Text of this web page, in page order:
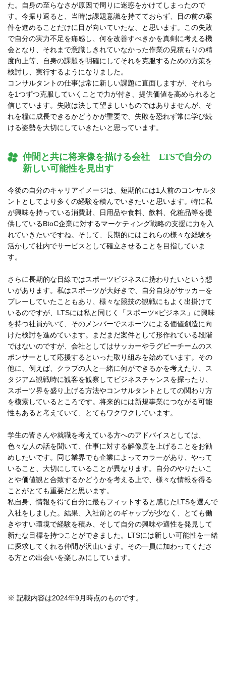
た。自身の至らなさが原因で周りに迷惑をかけてしまったので
す。今振り返ると、当時は課題意識を持てておらず、目の前の案
件を進めることだけに目が向いていたな、と思います。この失敗
で自分の実力不足を痛感し、何を改善すべきかを真剣に考える機
会となり、それまで意識しきれていなかった作業の見積もりの精
度向上等、自身の課題を明確にしてそれを克服するための方策を
検討し、実行するようになりました。
コンサルタントの仕事は常に新しい課題に直面しますが、それら
を1つずつ克服していくことで力が付き、提供価値を高められると
信じています。失敗は決して望ましいものではありませんが、そ
れを糧に成長できるかどうかが重要で、失敗を恐れず常に学び続
ける姿勢を大切にしていきたいと思っています。
仲間と共に将来像を描ける会社 LTSで自分の
新しい可能性を見出す
今後の自分のキャリアイメージは、短期的には1人前のコンサルタ
ントとしてより多くの経験を積んでいきたいと思います。特に私
が興味を持っている消費財、日用品や食料、飲料、化粧品等を提
供しているBtoC企業に対するマーケティング戦略の支援に力を入
れていきたいですね。そして、長期的にはこれらの様々な経験を
活かして社内でサービスとして確立させることを目指していま
す。
さらに長期的な目線ではスポーツビジネスに携わりたいという想
いがあります。私はスポーツが大好きで、自分自身がサッカーを
プレーしていたこともあり、様々な競技の観戦にもよく出掛けて
いるのですが、LTSには私と同じく「スポーツ×ビジネス」に興味
を持つ社員がいて、そのメンバーでスポーツによる価値創造に向
けた検討を進めています。まだまだ案件として形作れている段階
ではないのですが、会社としてはサッカーやラグビーチームのス
ポンサーとして応援するといった取り組みを始めています。その
他に、例えば、クラブの人と一緒に何ができるかを考えたり、ス
タジアム観戦時に観客を観察してビジネスチャンスを探ったり、
スポーツ界を盛り上げる方法やコンサルタントとしての関わり方
を模索しているところです。将来的には新規事業につながる可能
性もあると考えていて、とてもワクワクしています。
学生の皆さんや就職を考えている方へのアドバイスとしては、
色々な人の話を聞いて、仕事に対する解像度を上げることをお勧
めしたいです。同じ業界でも企業によってカラーがあり、やって
いること、大切にしていることが異なります。自分のやりたいこ
とや価値観と合致するかどうかを考える上で、様々な情報を得る
ことがとても重要だと思います。
私自身、情報を得て自分に最もフィットすると感じたLTSを選んで
入社をしました。結果、入社前とのギャップが少なく、とても働
きやすい環境で経験を積み、そして自分の興味や適性を発見して
新たな目標を持つことができました。LTSには新しい可能性を一緒
に探求してくれる仲間が沢山います。その一員に加わってくださ
る方との出会いを楽しみにしています。
※ 記載内容は2024年9月時点のものです。